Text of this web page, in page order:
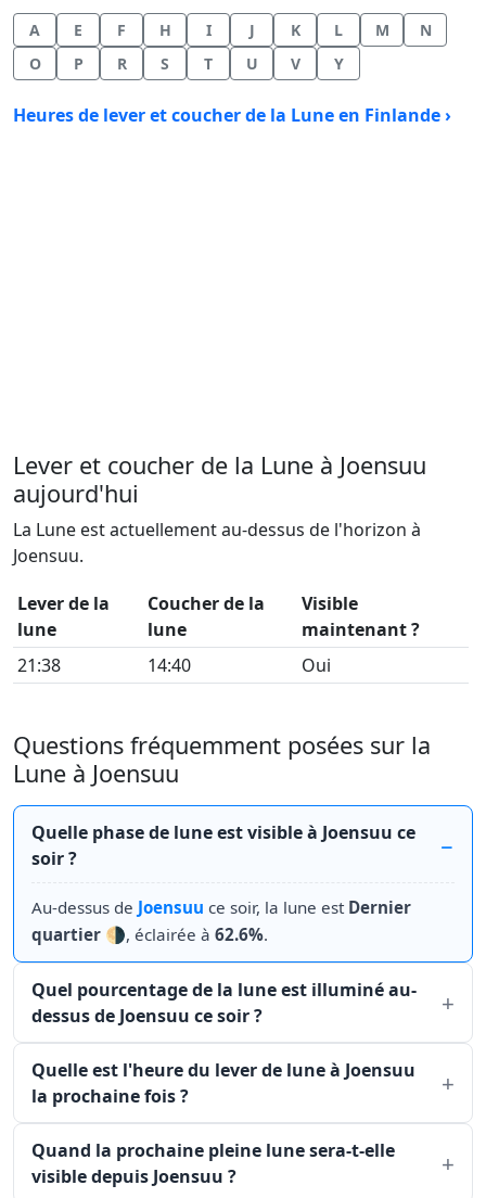
A E F H I J K L M
N
O
P R S T U V Y
Heures de lever et coucher de la Lune en Finlande ›
Lever et coucher de la Lune à Joensuu
aujourd'hui
La Lune est actuellement au-dessus de l'horizon à
Joensuu.
Lever de la
lune
Coucher de la
lune
Visible
maintenant ?
21:38
14:40 Oui
Questions fréquemment posées sur la
Lune à Joensuu
Quelle phase de lune est visible à Joensuu ce
soir ?
Au-dessus de Joensuu ce soir, la lune est Dernier
quartier 🌗, éclairée à 62.6%.
Quel pourcentage de la lune est illuminé au-
dessus de Joensuu ce soir ?
Quelle est l'heure du lever de lune à Joensuu
la prochaine fois ?
Quand la prochaine pleine lune sera-t-elle
visible depuis Joensuu ?